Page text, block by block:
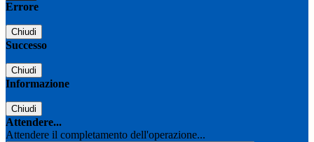
Errore
Chiudi
Successo
Chiudi
Informazione
Chiudi
Attendere...
Attendere il completamento dell'operazione...